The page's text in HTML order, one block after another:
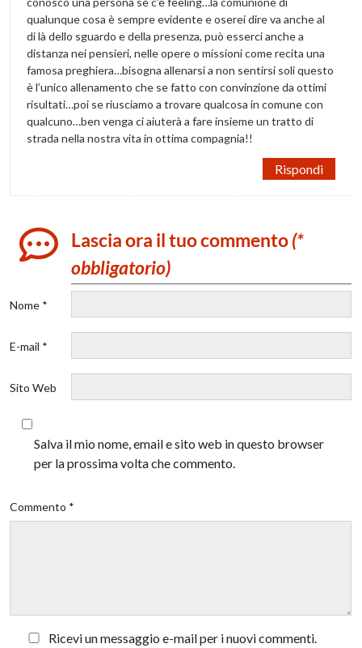
qualunque cosa è sempre evidente e oserei dire va anche al
di là dello sguardo e della presenza, può esserci anche a
distanza nei pensieri, nelle opere o missioni come recita una
famosa preghiera…bisogna allenarsi a non sentirsi soli questo
è l’unico allenamento che se fatto con convinzione da ottimi
risultati…poi se riusciamo a trovare qualcosa in comune con
qualcuno…ben venga ci aiuterà a fare insieme un tratto di
strada nella nostra vita in ottima compagnia!!
Rispondi
Lascia ora il tuo commento(*
obbligatorio)
Nome *
E-mail *
Sito Web
Salva il mio nome, email e sito web in questo browser
per la prossima volta che commento.
Commento *
Ricevi un messaggio e-mail per i nuovi commenti.